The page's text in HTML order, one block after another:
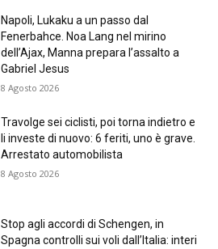
Napoli, Lukaku a un passo dal
Fenerbahce. Noa Lang nel mirino
dell’Ajax, Manna prepara l’assalto a
Gabriel Jesus
8 Agosto 2026
Travolge sei ciclisti, poi torna indietro e
li investe di nuovo: 6 feriti, uno è grave.
Arrestato automobilista
8 Agosto 2026
Stop agli accordi di Schengen, in
Spagna controlli sui voli dall’Italia: interi